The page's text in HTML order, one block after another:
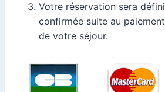
Votre réservation sera
confirmée suite au
de votre séjour.